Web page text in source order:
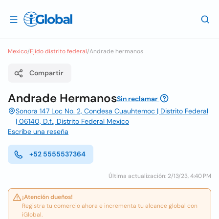
Mexico/Ejido distrito federal/Andrade hermanos
Compartir
Andrade HermanosSin reclamar
Sonora 147 Loc No. 2, Condesa Cuauhtemoc | Distrito Federal
| 06140, D.f., Distrito Federal Mexico
Escribe una reseña
+52 5555537364
Última actualización: 2/13/23, 4:40 PM
¡Atención dueños!
Registra tu comercio ahora e incrementa tu alcance global con
iGlobal.